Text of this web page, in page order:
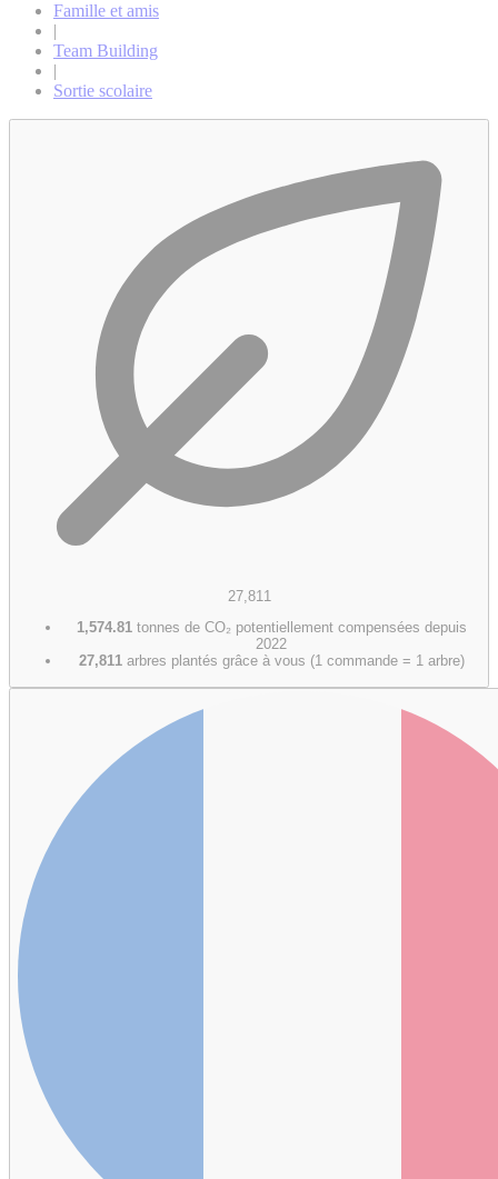
Famille et amis
|
Team Building
|
Sortie scolaire
27,811
1,574.81tonnes de CO₂ potentiellement compensées depuis
2022
27,811 arbres plantés grâce à vous (1 commande = 1 arbre)